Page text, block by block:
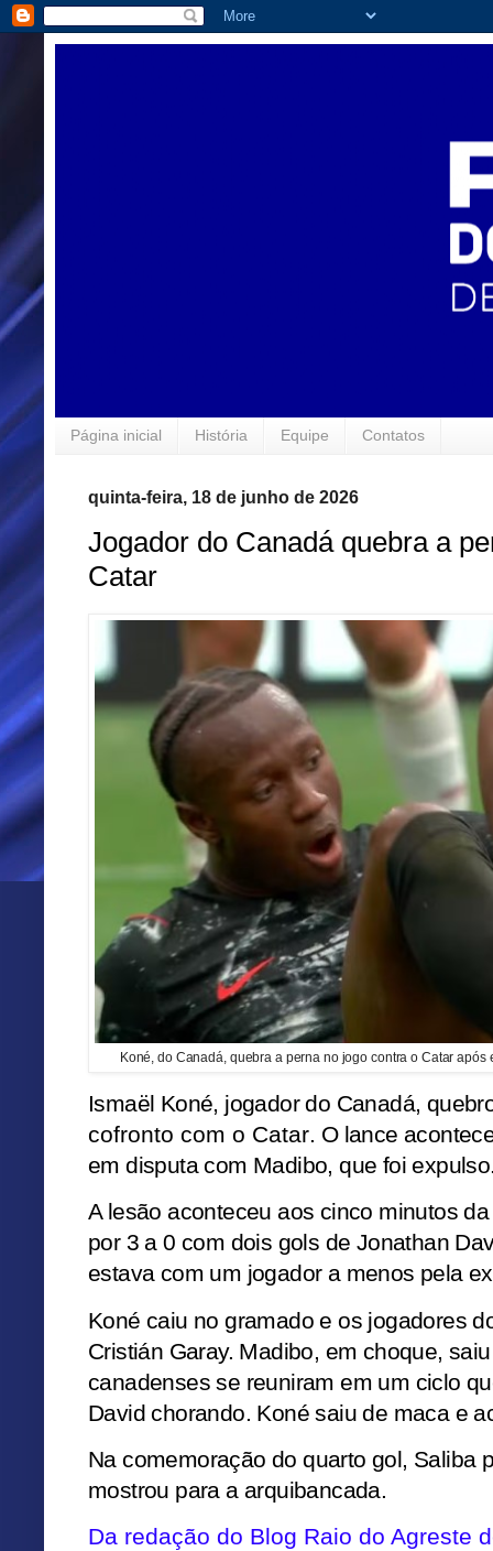
Página inicial História Equipe Contatos
quinta-feira, 18 de junho de 2026
Jogador do Canadá quebra a
Catar
Koné, do Canadá, quebra a perna no jogo contra o Catar
Ismaël Koné, jogador do Canadá,
cofronto com o Catar. O lance
em disputa com Madibo, que foi
A lesão aconteceu aos cinco minutos
por 3 a 0 com dois gols de Jonathan
estava com um jogador a menos pela
Koné caiu no gramado e os jogadores
Cristián Garay. Madibo, em choque,
canadenses se reuniram em um ciclo
David chorando. Koné saiu de maca e
Na comemoração do quarto gol, Saliba
mostrou para a arquibancada.
Da redação do Blog Raio do Agreste